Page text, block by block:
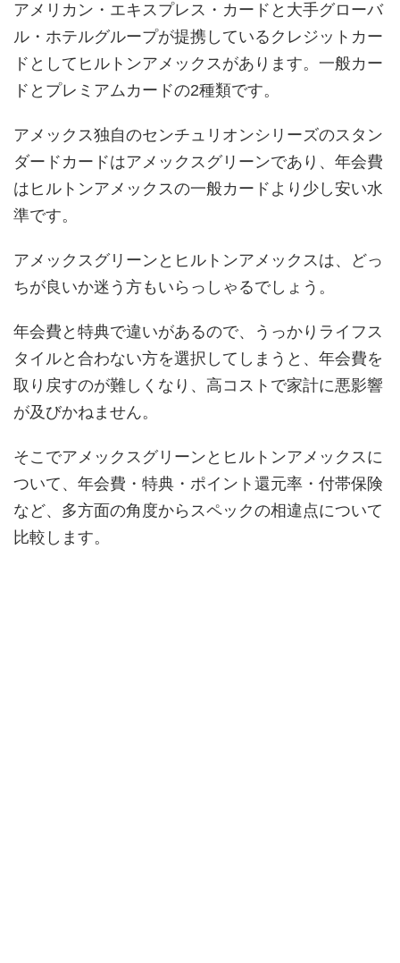
アメリカン・エキスプレス・カードと大手グローバ
ル・ホテルグループが提携しているクレジットカー
ドとしてヒルトンアメックスがあります。一般カー
ドとプレミアムカードの2種類です。
アメックス独自のセンチュリオンシリーズのスタン
ダードカードはアメックスグリーンであり、年会費
はヒルトンアメックスの一般カードより少し安い水
準です。
アメックスグリーンとヒルトンアメックスは、どっ
ちが良いか迷う方もいらっしゃるでしょう。
年会費と特典で違いがあるので、うっかりライフス
タイルと合わない方を選択してしまうと、年会費を
取り戻すのが難しくなり、高コストで家計に悪影響
が及びかねません。
そこでアメックスグリーンとヒルトンアメックスに
ついて、年会費・特典・ポイント還元率・付帯保険
など、多方面の角度からスペックの相違点について
比較します。